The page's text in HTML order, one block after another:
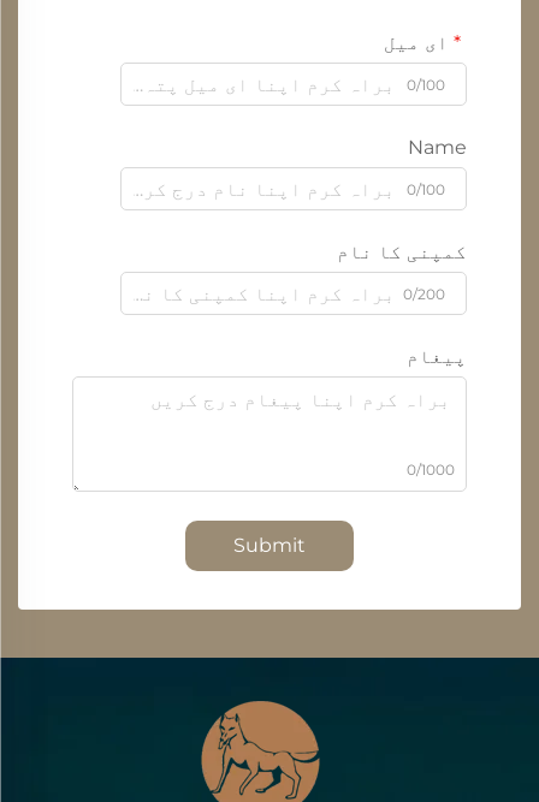
ای میل
0/100
Name
0/100
کمپنی کا نام
0/200
پیغام
0/1000
Submit